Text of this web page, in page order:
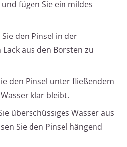
fügen Sie ein mildes
den Pinsel in der
aus den Borsten zu
den Pinsel unter fließendem
klar bleibt.
überschüssiges Wasser aus
Sie den Pinsel hängend